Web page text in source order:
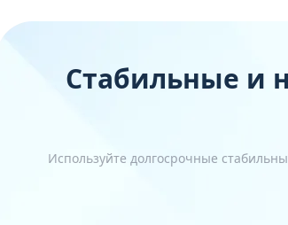
Стабильные и
Используйте долгосрочные